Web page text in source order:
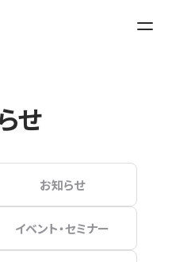
せ
お知らせ
イベント・セミナー